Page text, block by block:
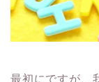
最初にですが、